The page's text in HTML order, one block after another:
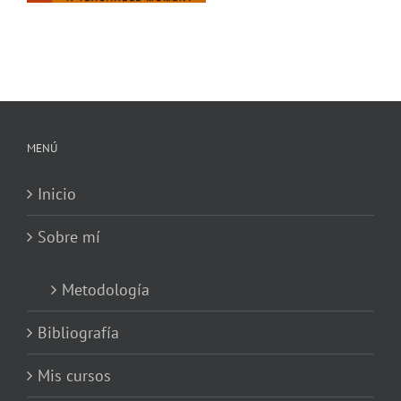
MENÚ
Inicio
Sobre mí
Metodología
Bibliografía
Mis cursos